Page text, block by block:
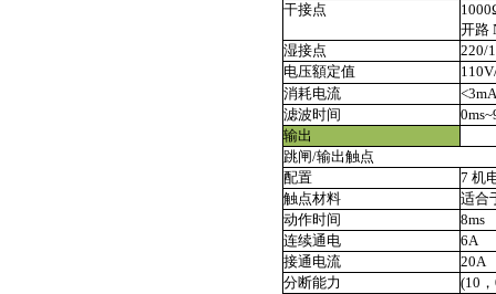
干接点
开路
湿接点
220/
电压額定值
消耗电流
滤波时间
输出
跳闸/输出触点
配置
7 机
触点材料
适合
动作时间
8ms
连续通电
6A
接通电流
20A
分断能力
(10